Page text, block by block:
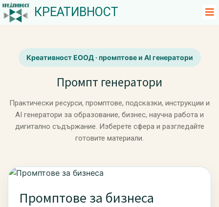
КРЕАТИВНОСТ
Креативност ЕООД · промптове и AI генератори
Промпт генератори
Практически ресурси, промптове, подсказки, инструкции и
AI генератори за образование, бизнес, научна работа и
дигитално съдържание. Изберете сфера и разгледайте
готовите материали.
Промптове за бизнеса